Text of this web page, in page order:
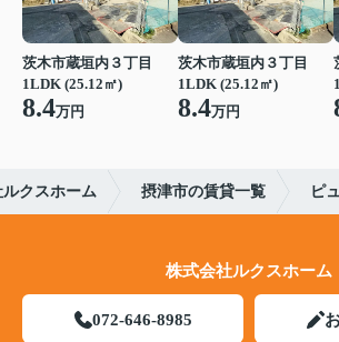
茨木市蔵垣内３丁目
1LDK (25.12㎡)
8.4万円
茨木市蔵垣内３丁目
1LDK (25.12㎡)
8.4万円
クスホーム 摂津市の賃貸一覧 ピ
株式会社ルクスホーム
072-646-8985